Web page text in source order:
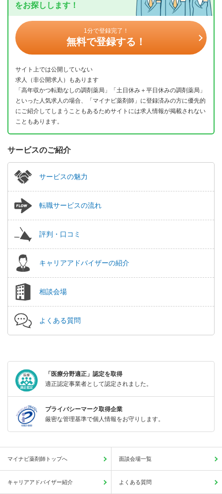
をお探しします！
1分で登録完了！
無料で登録する！
サイト上では公開していない
求人（非公開求人）もあります
「高年収かつ転勤なしの調剤薬局」「土日休み＋平日休みの調剤薬局」
といった人気求人の場合、「マイナビ薬剤師」に登録済みの方に優先的
にご紹介してしまうこともあるためサイトには求人情報が掲載されない
こともあります。
サービスのご紹介
サービスの魅力
転職サービスの流れ
評判・口コミ
キャリアアドバイザーの紹介
相談会場
よくある質問
「医療分野適正」認定を取得
適正認定事業者として認定されました。
プライバシーマーク取得企業
厳密な管理基準で個人情報をお守りします。
マイナビ薬剤師トップへ 面談会場一覧
キャリアアドバイザー紹介 よくある質問